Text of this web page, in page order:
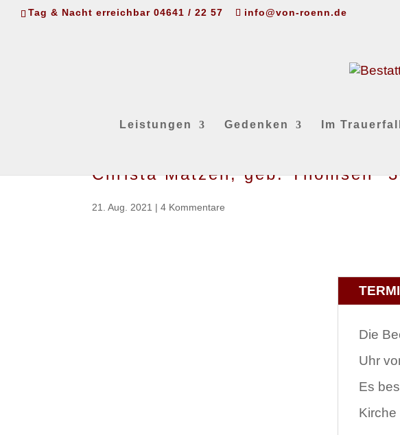
Tag & Nacht erreichbar 04641 / 22 57 info@von-roenn.de
Leistungen Gedenken Im Trauerfall
Christa Matzen, geb. Thomsen
21. Aug. 2021 |4 Kommentare
Die
Uhr
Es
Kirche